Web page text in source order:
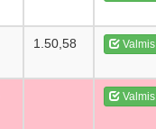
1.50,58 Valmis
Valmis